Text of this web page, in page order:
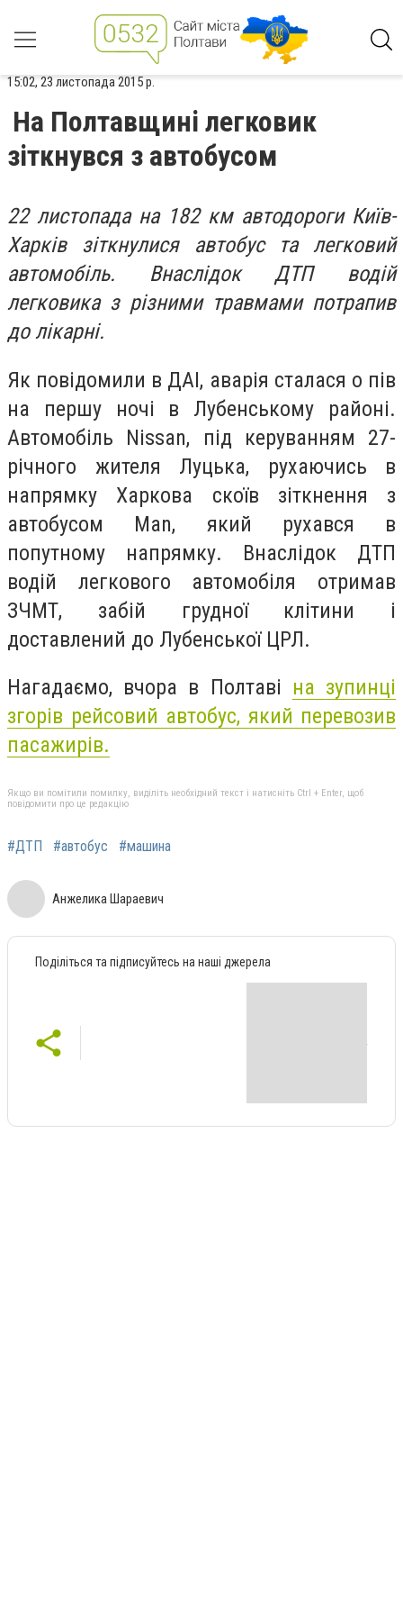
15:02, 23 листопада 2015 р.
На Полтавщині легковик
зіткнувся з автобусом
22 листопада на 182 км автодороги Київ-
Харків зіткнулися автобус та легковий
автомобіль. Внаслідок ДТП водій
легковика з різними травмами потрапив
до лікарні.
Як повідомили в ДАІ, аварія сталася о пів
на першу ночі в Лубенському районі.
Автомобіль Nissan, під керуванням 27-
річного жителя Луцька, рухаючись в
напрямку Харкова скоїв зіткнення з
автобусом Man, який рухався в
попутному напрямку. Внаслідок ДТП
водій легкового автомобіля отримав
ЗЧМТ, забій грудної клітини і
доставлений до Лубенської ЦРЛ.
Нагадаємо, вчора в Полтаві на зупинці
згорів рейсовий автобус, який перевозив
пасажирів.
Якщо ви помітили помилку, виділіть необхідний текст і натисніть Ctrl + Enter, щоб
повідомити про це редакцію
#ДТП #автобус #машина
Анжелика Шараевич
Поділіться та підписуйтесь на наші джерела